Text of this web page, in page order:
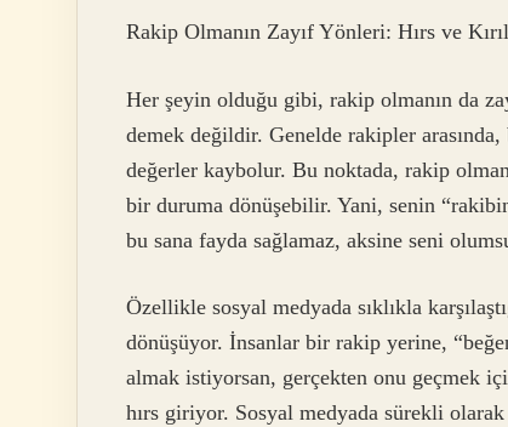
Rakip Olmanın Zayıf Yönleri: Hırs ve
Her şeyin olduğu gibi, rakip olmanın da
demek değildir. Genelde rakipler
değerler kaybolur. Bu noktada, rakip
bir duruma dönüşebilir. Yani, senin
bu sana fayda sağlamaz, aksine seni
Özellikle sosyal medyada sıklıkla
dönüşüyor. İnsanlar bir rakip yerine,
almak istiyorsan, gerçekten onu geçmek
hırs giriyor. Sosyal medyada sürekli